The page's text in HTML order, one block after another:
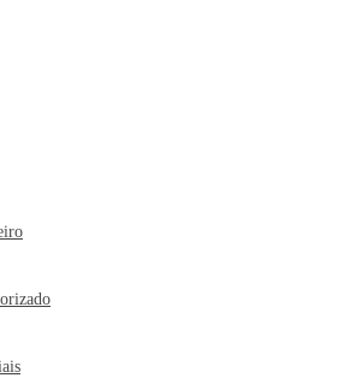
‌inspirada no estilo ‌francês.‌ ‌O‌
Histórico, o Bosque Alemão, ‌o‌
‌Museu‌ ‌Oscar‌ ‌Niemeyer também‌ ‌são
‌no‌ ‌seu‌ ‌roteiro. Vale a pena tirar um dia
passeio de trem pela Serra do Mar, que
com diversos restaurantes, cantinas
para o restaurante Madalosso -, dar
Municipal e se deliciar com os quitutes
com carne seca ou aproveitar as
e experimentar pratos típicos como os